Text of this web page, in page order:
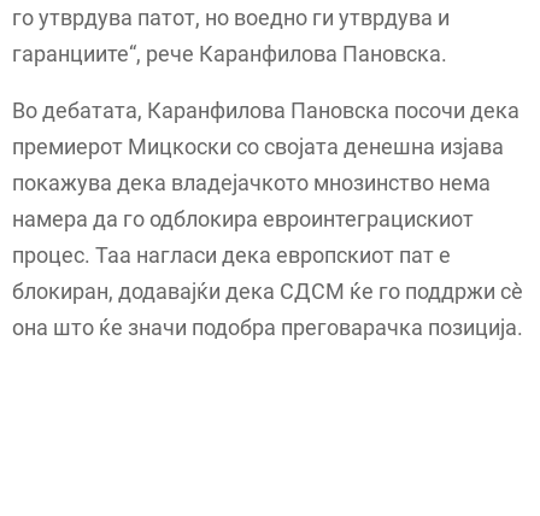
го утврдува патот, но воедно ги утврдува и
гаранциите“, рече Каранфилова Пановска.
Во дебатата, Каранфилова Пановска посочи дека
премиерот Мицкоски со својата денешна изјава
покажува дека владејачкото мнозинство нема
намера да го одблокира евроинтеграцискиот
процес. Таа нагласи дека европскиот пат е
блокиран, додавајќи дека СДСМ ќе го поддржи сè
она што ќе значи подобра преговарачка позиција.